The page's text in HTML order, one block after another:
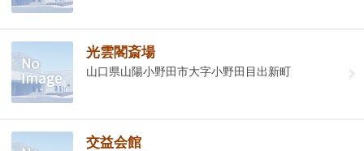
光雲閣斎場
山口県山陽小野田市大字小野田目出新町
交益会館